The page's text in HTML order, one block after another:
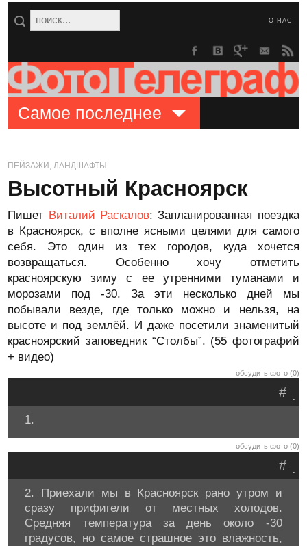
О НАС
Самое последнее
ПЕЙЗАЖИ, ЛАНДШАФТЫ
Высотный Красноярск
Пишет Виталий Раскалов: Запланированная поездка
в Красноярск, с вполне ясными целями для самого
себя. Это один из тех городов, куда хочется
возвращаться. Особенно хочу отметить
красноярскую зиму с ее утренними туманами и
морозами под -30. За эти несколько дней мы
побывали везде, где только можно и нельзя, на
высоте и под землёй. И даже посетили знаменитый
красноярский заповедник “Столбы”. (55 фотографий
+ видео)
обсудить фото (0)
.
#
1.
обсудить фото (0)
.
#
2. Приехали мы в Красноярск рано утром и
сразу прифигели от местных холодов.
Средняя температура за день около -30
градусов, но самое страшное это влажность,